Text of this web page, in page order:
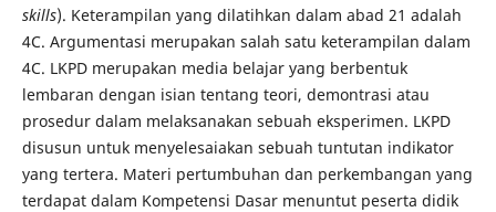
skills). Keterampilan yang dilatihkan dalam abad 21 adalah
4C. Argumentasi merupakan salah satu keterampilan dalam
4C. LKPD merupakan media belajar yang berbentuk
lembaran dengan isian tentang teori, demontrasi atau
prosedur dalam melaksanakan sebuah eksperimen. LKPD
disusun untuk menyelesaiakan sebuah tuntutan indikator
yang tertera. Materi pertumbuhan dan perkembangan yang
terdapat dalam Kompetensi Dasar menuntut peserta didik